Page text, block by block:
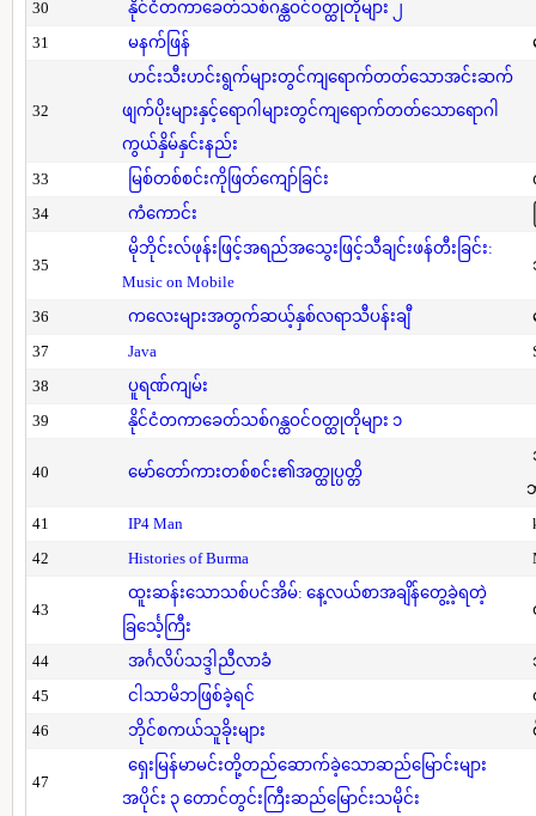
30
နိုင်ငံတကာခေတ်သစ်ဂန္ထဝင်ဝတ္ထုတိုများ ၂
31
မနက်ဖြန်
32
ဟင်းသီးဟင်းရွက်များတွင်ကျရောက်တတ်သောအင်းဆက်
ဖျက်ပိုးများနှင့်ရောဂါများတွင်ကျရောက်တတ်သောရောဂါ
ကွယ်နှိမ်နှင်းနည်း
33
မြစ်တစ်စင်းကိုဖြတ်ကျော်ခြင်း
34
ကံကောင်း
35
မိုဘိုင်းလ်ဖုန်းဖြင့်အရည်အသွေးဖြင့်သီချင်းဖန်တီးခြင်း:
Music on Mobile
36 ကလေးများအတွက်ဆယ့်နှစ်လရာသီပန်းချီ
37
Java
38
ပူရဏ်ကျမ်း
39
နိုင်ငံတကာခေတ်သစ်ဂန္ထဝင်ဝတ္ထုတိုများ ၁
40 မော်တော်ကားတစ်စင်း၏အတ္ထုပ္ပတ္တိ
41
IP4 Man
42
Histories of Burma
43
ထူးဆန်းသောသစ်ပင်အိမ်: နေ့လယ်စာအချိန်တွေ့ခဲ့ရတဲ့
ခြင်္သေ့ကြီး
44 အင်္ဂလိပ်သဒ္ဒါညီလာခံ
45
ငါသာမိဘဖြစ်ခဲ့ရင်
46
ဘိုင်စကယ်သူခိုးများ
47
ရှေးမြန်မာမင်းတို့တည်ဆောက်ခဲ့သောဆည်မြောင်းများ
အပိုင်း ၃ တောင်တွင်းကြီးဆည်မြောင်းသမိုင်း